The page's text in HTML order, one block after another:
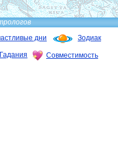
дни Зодиак
Гадания Совместимость